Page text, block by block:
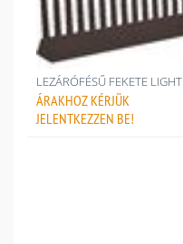
LEZÁRÓFÉSŰ FEKETE LIGHT
ÁRAKHOZ KÉRJÜK
JELENTKEZZEN BE!